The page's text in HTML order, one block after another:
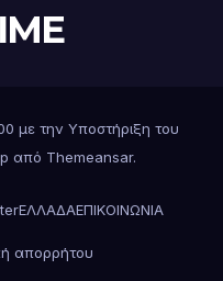
με την Υποστήριξη του
από Themeansar.
ΕΛΛΑΔΑΕΠΙΚΟΙΝΩΝΙΑ
απορρήτου